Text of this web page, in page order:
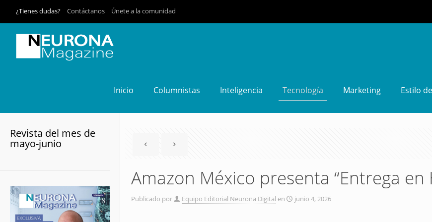
¿Tienes dudas? Contáctanos Únete a la comunidad
Inicio Columnistas Inteligencia Tecnología Marketing Estilo
Amazon México presenta “Entrega en
Publicado por Equipo Editorial Neurona Digital en junio 4, 2026
Revista del mes de
mayo-junio